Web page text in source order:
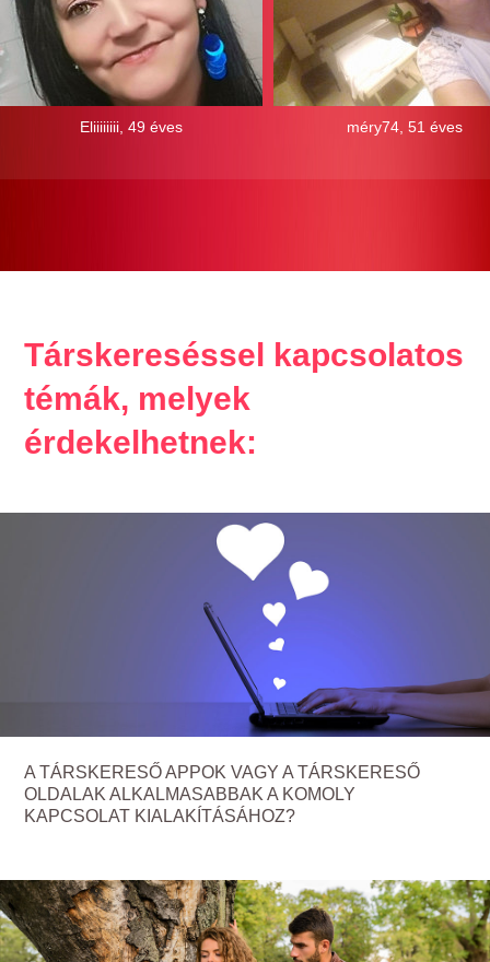
Eliiiiiiii, 49 éves méry74, 51 éves
Társkereséssel kapcsolatos
témák, melyek
érdekelhetnek:
A TÁRSKERESŐ APPOK VAGY A TÁRSKERESŐ
OLDALAK ALKALMASABBAK A KOMOLY
KAPCSOLAT KIALAKÍTÁSÁHOZ?